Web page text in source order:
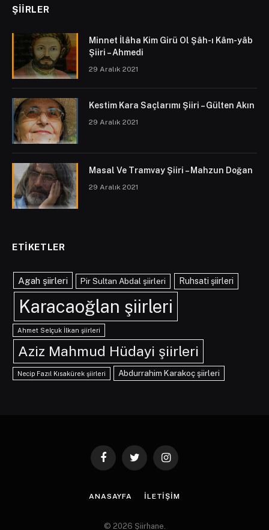
ŞIIRLER
Minnet İlâha Kim Girü Ol Şâh-ı Kâm-yâb
Şiiri – Ahmedi
29 Aralık 2021
Kestim Kara Saçlarımı Şiiri – Gülten Akın
29 Aralık 2021
Masal Ve Tramvay Şiiri – Mahzun Doğan
29 Aralık 2021
ETIKETLER
Agah şiirleri Pir Sultan Abdal şiirleri Ruhsati şiirleri
Karacaoğlan şiirleri
Ahmet Selçuk İlkan şiirleri
Aziz Mahmud Hüdayi şiirleri
Necip Fazıl Kısakürek şiirleri Abdurrahim Karakoç şiirleri
FacebookTwitter Instagram
ANASAYFA İLETIŞIM
© 2026 Şiirhane.